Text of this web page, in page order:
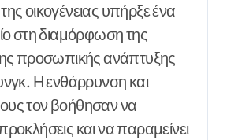
οικογένειας υπήρξε ένα
στη διαμόρφωση της
προσωπικής ανάπτυξης
Η ενθάρρυνση και
τον βοήθησαν να
και να παραμείνει